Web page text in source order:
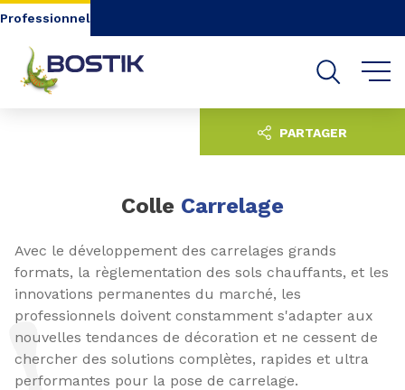
Aller au contenu
Aller à la recherche
Professionnel
Colle Carrelage
Avec le développement des carrelages grands
formats, la règlementation des sols chauffants, et les
innovations permanentes du marché, les
professionnels doivent constamment s'adapter aux
nouvelles tendances de décoration et ne cessent de
chercher des solutions complètes, rapides et ultra
performantes pour la pose de carrelage.
PARTAGER